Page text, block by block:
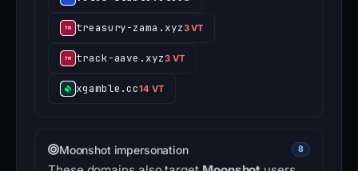
treasury-zama.xyz3 VT
track-aave.xyz3 VT
xgamble.cc14 VT
Moonshot impersonation 8